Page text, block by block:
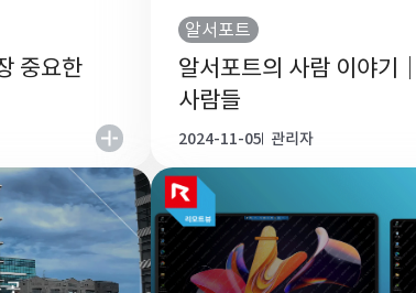
중요한
알서포트
알서포트의 사람 이야기
사람들
2024-11-05 관리자